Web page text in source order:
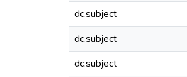
dc.subject
dc.subject
dc.subject